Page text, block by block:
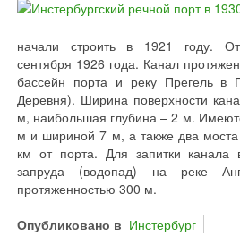
начали строить в 1921 году.
сентября 1926 года. Канал
бассейн порта и реку Прегель в
Деревня). Ширина поверхности
м, наибольшая глубина – 2 м.
м и шириной 7 м, а также два
км от порта. Для запитки канала
запруда (водопад) на реке
протяженностью 300 м.
Опубликовано в Инстербург